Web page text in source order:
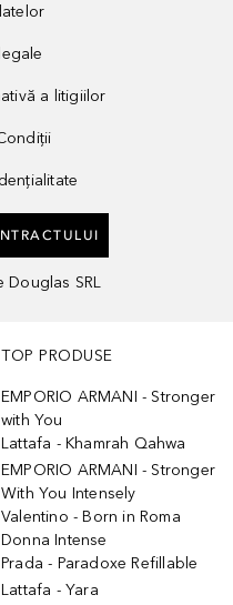
a litigiilor
Douglas SRL
TOP PRODUSE
EMPORIO ARMANI - Stronger
with You
Lattafa - Khamrah Qahwa
EMPORIO ARMANI - Stronger
With You Intensely
Valentino - Born in Roma
Donna Intense
Prada - Paradoxe Refillable
Lattafa - Yara